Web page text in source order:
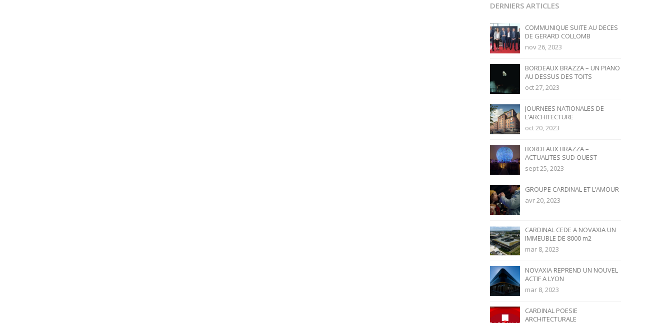
DERNIERS ARTICLES
COMMUNIQUE SUITE AU DECES
DE GERARD COLLOMB
nov 26, 2023
BORDEAUX BRAZZA – UN PIANO
AU DESSUS DES TOITS
oct 27, 2023
JOURNEES NATIONALES DE
L’ARCHITECTURE
oct 20, 2023
BORDEAUX BRAZZA –
ACTUALITES SUD OUEST
sept 25, 2023
GROUPE CARDINAL ET L’AMOUR
avr 20, 2023
CARDINAL CEDE A NOVAXIA UN
IMMEUBLE DE 8000 m2
mar 8, 2023
NOVAXIA REPREND UN NOUVEL
ACTIF A LYON
mar 8, 2023
CARDINAL POESIE
ARCHITECTURALE